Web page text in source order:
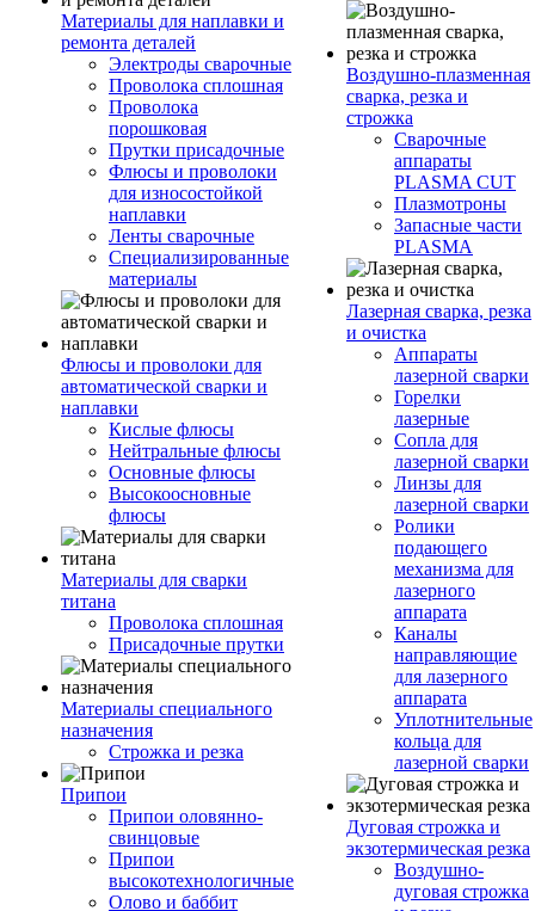
Материалы для наплавки и
ремонта деталей
Электроды сварочные
Проволока сплошная
Проволока
порошковая
Прутки присадочные
Флюсы и проволоки
для износостойкой
наплавки
Ленты сварочные
Специализированные
материалы
Флюсы и проволоки для
автоматической сварки и
наплавки
Кислые флюсы
Нейтральные флюсы
Основные флюсы
Высокоосновные
флюсы
Материалы для сварки
титана
Проволока сплошная
Присадочные прутки
Материалы специального
назначения
Строжка и резка
Припои
Припои оловянно-
свинцовые
Припои
высокотехнологичные
Олово и баббит
Воздушно-плазменная
сварка, резка и
строжка
Сварочные
аппараты
PLASMA CUT
Плазмотроны
Запасные части
PLASMA
Лазерная сварка, резка
и очистка
Аппараты
лазерной сварки
Горелки
лазерные
Сопла для
лазерной сварки
Линзы для
лазерной сварки
Ролики
подающего
механизма для
лазерного
аппарата
Каналы
направляющие
для лазерного
аппарата
Уплотнительные
кольца для
лазерной сварки
Дуговая строжка и
экзотермическая резка
Воздушно-
дуговая строжка